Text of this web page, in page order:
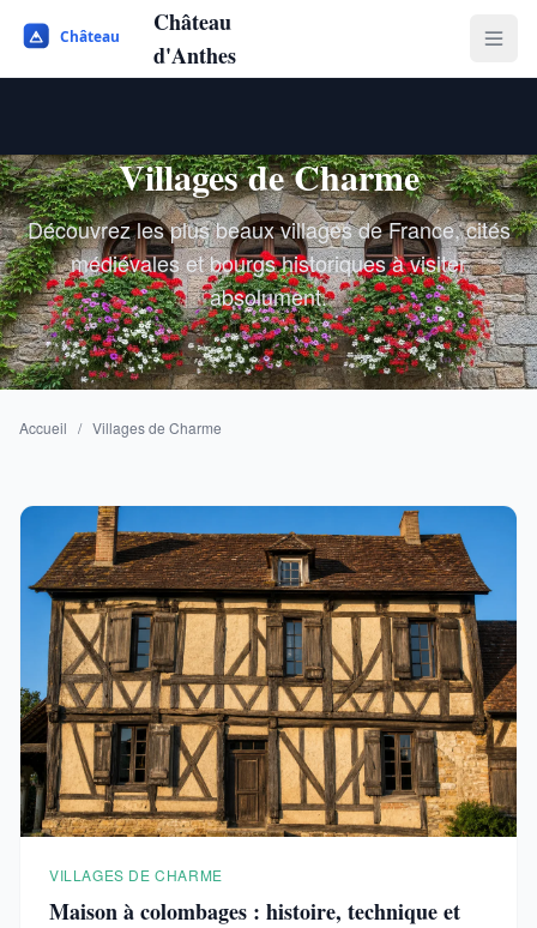
Château
d'Anthes
Villages de Charme
Découvrez les plus beaux villages de France, cités
médiévales et bourgs historiques à visiter
absolument.
Accueil / Villages de Charme
VILLAGES DE CHARME
Maison à colombages : histoire, technique et